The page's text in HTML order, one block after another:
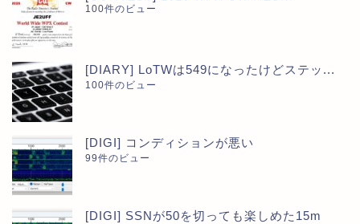
100件のビュー
[DIARY] LoTWは549になったけどステッ...
100件のビュー
[DIGI] コンディションが悪い
99件のビュー
[DIGI] SSNが50を切っても楽しめた15m